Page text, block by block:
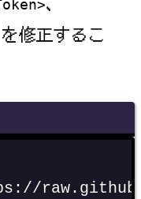
、
を修正するこ